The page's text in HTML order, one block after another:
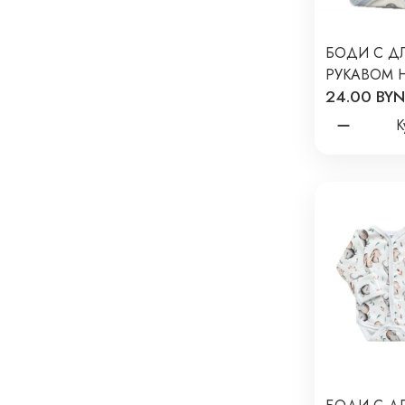
БОДИ С
РУКАВОМ
NEWBORN
ПРИНТ:
ОБЛАКАХ Т-
24.00 BYN